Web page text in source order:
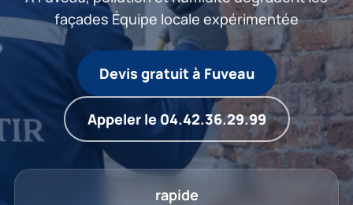
façades Équipe locale expérimentée
Devis gratuit à Fuveau
Appeler le 04.42.36.29.99
rapide